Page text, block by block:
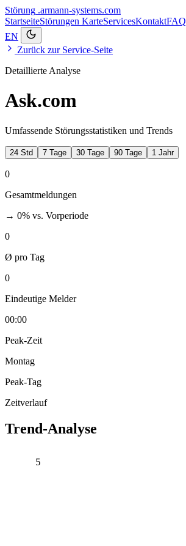
Störung .armann-systems.com
StartseiteStörungen KarteServicesKontaktFAQ
EN
Zurück zur Service-Seite
Detaillierte Analyse
Ask.com
Umfassende Störungsstatistiken und Trends
24 Std 7 Tage 30 Tage 90 Tage 1 Jahr
0
Gesamtmeldungen
→ 0% vs. Vorperiode
0
Ø pro Tag
0
Eindeutige Melder
00:00
Peak-Zeit
Montag
Peak-Tag
Zeitverlauf
Trend-Analyse
5